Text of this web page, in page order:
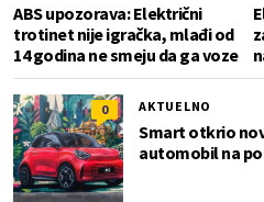
ABS upozorava: Električni
trotinet nije igračka, mlađi od
14 godina ne smeju da ga voze
0 AKTUELNO
Smart otkrio
automobil na